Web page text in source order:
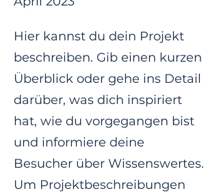
Hier kannst du dein Projekt
beschreiben. Gib einen kurzen
Überblick oder gehe ins Detail
darüber, was dich inspiriert
hat, wie du vorgegangen bist
und informiere deine
Besucher über Wissenswertes.
Um Projektbeschreibungen